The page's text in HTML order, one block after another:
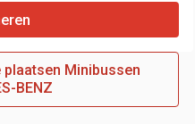
plaatsen Minibussen
BENZ